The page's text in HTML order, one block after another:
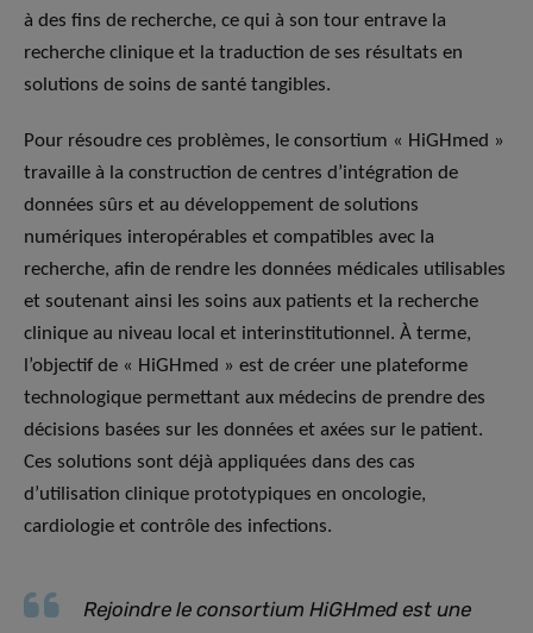
à des fins de recherche, ce qui à son tour entrave la
recherche clinique et la traduction de ses résultats en
solutions de soins de santé tangibles.
Pour résoudre ces problèmes, le consortium « HiGHmed »
travaille à la construction de centres d’intégration de
données sûrs et au développement de solutions
numériques interopérables et compatibles avec la
recherche, afin de rendre les données médicales utilisables
et soutenant ainsi les soins aux patients et la recherche
clinique au niveau local et interinstitutionnel. À terme,
l’objectif de « HiGHmed » est de créer une plateforme
technologique permettant aux médecins de prendre des
décisions basées sur les données et axées sur le patient.
Ces solutions sont déjà appliquées dans des cas
d’utilisation clinique prototypiques en oncologie,
cardiologie et contrôle des infections.
Rejoindre le consortium HiGHmed est une